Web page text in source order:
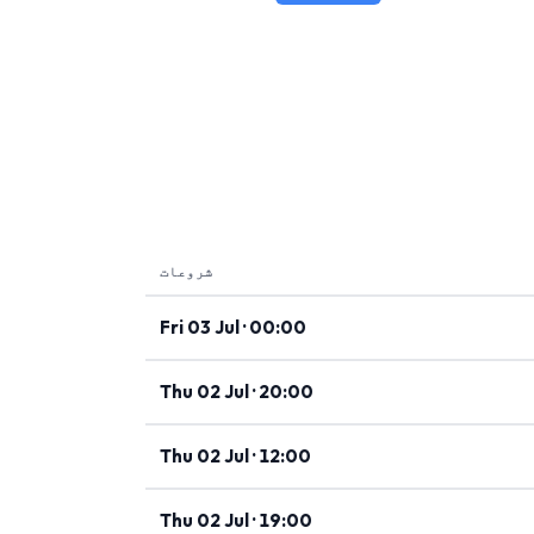
شروعات
Fri 03 Jul · 00:00
Thu 02 Jul · 20:00
Thu 02 Jul · 12:00
Thu 02 Jul · 19:00